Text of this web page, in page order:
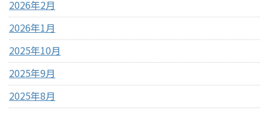
2026年2月
2026年1月
2025年10月
2025年9月
2025年8月